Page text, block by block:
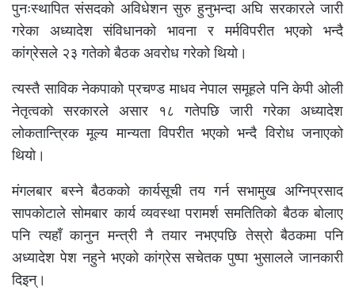
पुनःस्थापित संसदको अविधेशन सुरु हुनुभन्दा अघि सरकारले जारी
गरेका अध्यादेश संविधानको भावना र मर्मविपरीत भएको भन्दै
कांग्रेसले २३ गतेको बैठक अवरोध गरेको थियो।
त्यस्तै साविक नेकपाको प्रचण्ड माधव नेपाल समूहले पनि केपी ओली
नेतृत्वको सरकारले असार १८ गतेपछि जारी गरेका अध्यादेश
लोकतान्त्रिक मूल्य मान्यता विपरीत भएको भन्दै विरोध जनाएको
थियो।
मंगलबार बस्ने बैठकको कार्यसूची तय गर्न सभामुख अग्निप्रसाद
सापकोटाले सोमबार कार्य व्यवस्था परामर्श समतितिको बैठक बोलाए
पनि त्यहाँ कानुन मन्त्री नै तयार नभएपछि तेस्रो बैठकमा पनि
अध्यादेश पेश नहुने भएको कांग्रेस सचेतक पुष्पा भुसालले जानकारी
दिइन्।